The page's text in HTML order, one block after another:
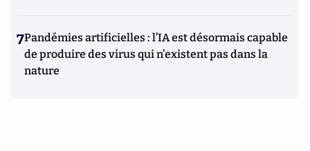
7Pandémies artificielles : l’IA est désormais capable
de produire des virus qui n’existent pas dans la
nature